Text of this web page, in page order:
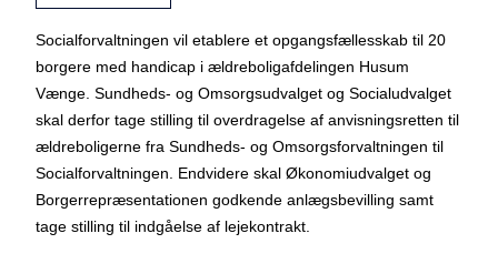
Socialforvaltningen vil etablere et opgangsfællesskab til 20
borgere med handicap i ældreboligafdelingen Husum
Vænge. Sundheds- og Omsorgsudvalget og Socialudvalget
skal derfor tage stilling til overdragelse af anvisningsretten til
ældreboligerne fra Sundheds- og Omsorgsforvaltningen til
Socialforvaltningen. Endvidere skal Økonomiudvalget og
Borgerrepræsentationen godkende anlægsbevilling samt
tage stilling til indgåelse af lejekontrakt.